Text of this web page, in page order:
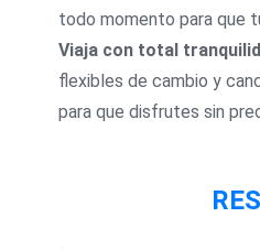
todo momento para que
Viaja con total
flexibles de cambio y
para que disfrutes sin